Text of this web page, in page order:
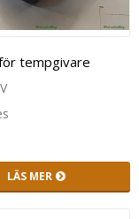
tempgivare
LÄS MER